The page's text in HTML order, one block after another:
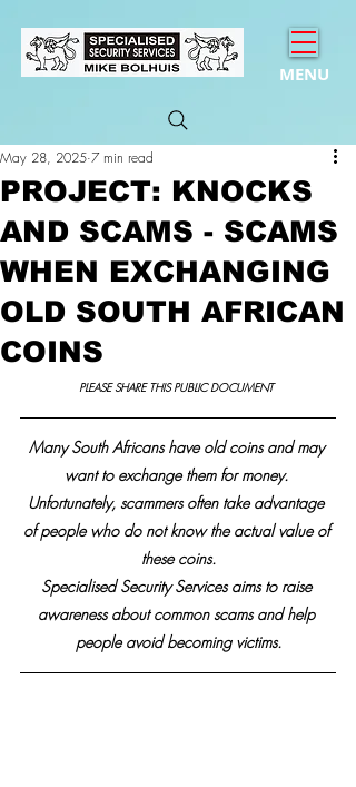
MENU
PROJECT: KNOCKS
AND SCAMS - SCAMS
WHEN EXCHANGING
OLD SOUTH AFRICAN
COINS
May 28, 2025 7 min read
PLEASE SHARE THIS PUBLIC DOCUMENT
Many South Africans have old coins and may
want to exchange them for money.
Unfortunately, scammers often take advantage
of people who do not know the actual value of
these coins.
Specialised Security Services aims to raise
awareness about common scams and help
people avoid becoming victims.